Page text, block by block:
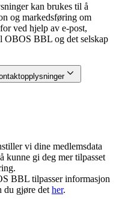
kan brukes til å
og markedsføring om
ved hjelp av e-post,
OBOS BBL og det selskap
vi dine medlemsdata
kunne gi deg mer tilpasset
BBL tilpasser informasjon
du gjøre det her.